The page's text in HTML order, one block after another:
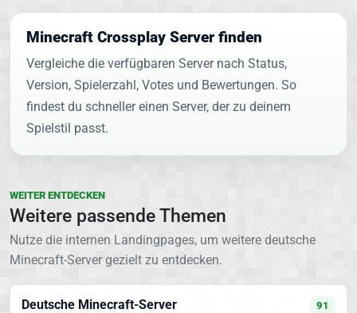
Minecraft Crossplay Server finden
Vergleiche die verfügbaren Server nach Status,
Version, Spielerzahl, Votes und Bewertungen. So
findest du schneller einen Server, der zu deinem
Spielstil passt.
WEITER ENTDECKEN
Weitere passende Themen
Nutze die internen Landingpages, um weitere deutsche
Minecraft-Server gezielt zu entdecken.
Deutsche Minecraft-Server 91